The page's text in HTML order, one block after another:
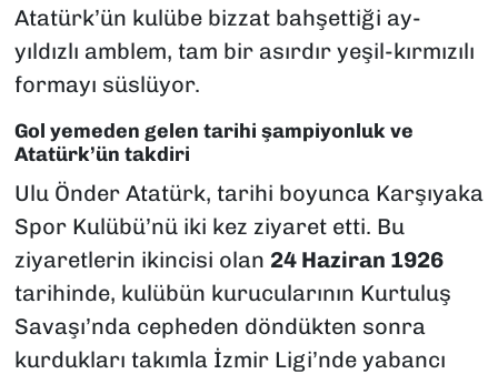
Atatürk’ün kulübe bizzat bahşettiği ay-
yıldızlı amblem, tam bir asırdır yeşil-kırmızılı
formayı süslüyor.
Gol yemeden gelen tarihi şampiyonluk ve
Atatürk’ün takdiri
Ulu Önder Atatürk, tarihi boyunca Karşıyaka
Spor Kulübü’nü iki kez ziyaret etti. Bu
ziyaretlerin ikincisi olan 24 Haziran 1926
tarihinde, kulübün kurucularının Kurtuluş
Savaşı’nda cepheden döndükten sonra
kurdukları takımla İzmir Ligi’nde yabancı